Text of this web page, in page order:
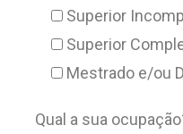
Superior
Superior
Mestrado e/ou
Qual a sua